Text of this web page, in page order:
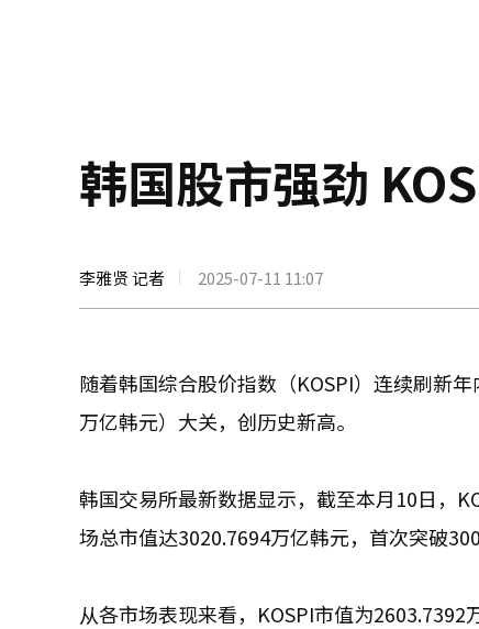
韩国股市强劲
李雅贤 记者 2025-07-11 11:07
随着韩国综合股价指数（KOSPI）连续刷新
万亿韩元）大关，创历史新高。
韩国交易所最新数据显示，截至本月10日，
场总市值达3020.7694万亿韩元，首次突破
从各市场表现来看，KOSPI市值为2603.7392